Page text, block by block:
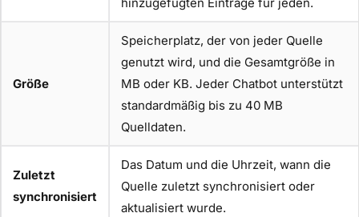
Größe
Speicherplatz, der von jeder Quelle
genutzt wird, und die Gesamtgröße in
MB oder KB. Jeder Chatbot unterstützt
standardmäßig bis zu 40 MB
Quelldaten.
Zuletzt
synchronisiert
Das Datum und die Uhrzeit, wann die
Quelle zuletzt synchronisiert oder
aktualisiert wurde.